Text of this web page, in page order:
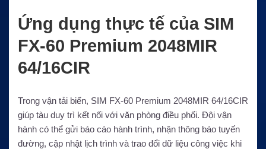
Ứng dụng thực tế của SIM
FX-60 Premium 2048MIR
64/16CIR
Trong vận tải biển, SIM FX-60 Premium 2048MIR 64/16CIR
giúp tàu duy trì kết nối với văn phòng điều phối. Đội vận
hành có thể gửi báo cáo hành trình, nhận thông báo tuyến
đường, cập nhật lịch trình và trao đổi dữ liệu công việc khi